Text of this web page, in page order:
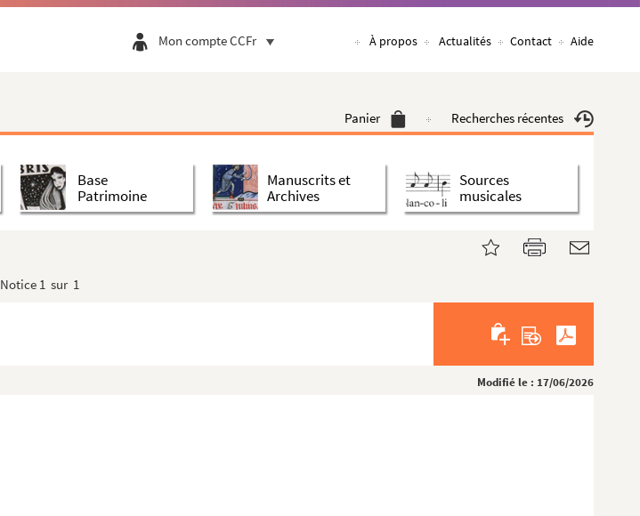
Mon compte CCFr À propos Actualités Contact Aide
Panier Recherches récentes
Base
Patrimoine
Manuscrits et
Archives
Sources
musicales
Notice 1 sur 1
Modifié le : 17/06/2026